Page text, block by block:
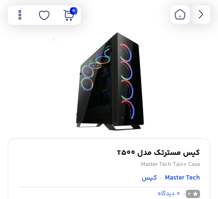
0
کیس مسترتک مدل T500
Master Tech T500 Case
Master Tech
/ کیس
0
0 دیدگاه